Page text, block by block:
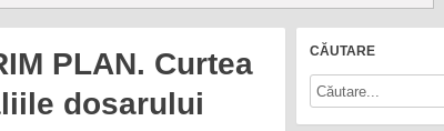
PLAN. Curtea
dosarului
CĂUTARE